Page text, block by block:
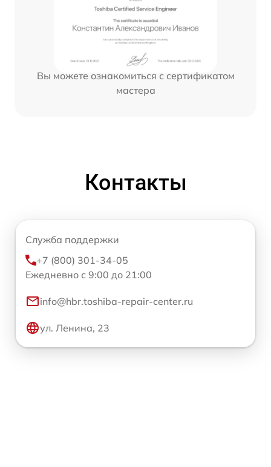
Вы можете ознакомиться с сертификатом
мастера
Контакты
Служба поддержки
+7 (800) 301-34-05
Ежедневно с 9:00 до 21:00
info@hbr.toshiba-repair-center.ru
ул. Ленина, 23